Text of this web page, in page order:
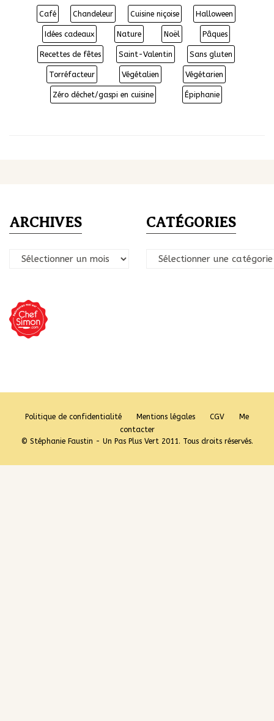
Café Chandeleur Cuisine niçoise Halloween
Idées cadeaux Nature Noël Pâques
Recettes de fêtes Saint-Valentin Sans gluten
Torréfacteur Végétalien Végétarien
Zéro déchet/gaspi en cuisine Épiphanie
ARCHIVES
Archives
CATÉGORIES
Catégories
Politique de confidentialité Mentions légales CGV
Me
contacter
© Stéphanie Faustin - Un Pas Plus Vert 2011. Tous droits réservés.